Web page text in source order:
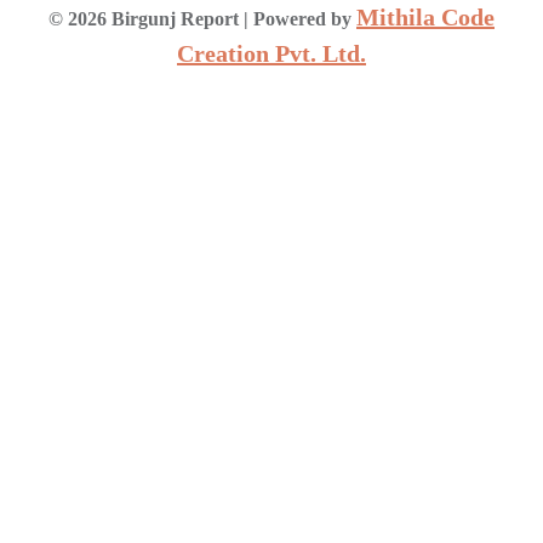
© 2026 Birgunj Report | Powered by Mithila Code
Creation Pvt. Ltd.